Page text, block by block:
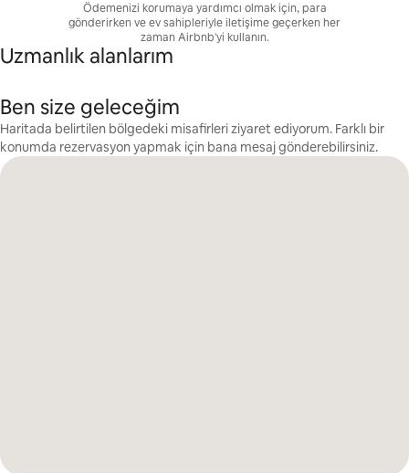
Ödemenizi korumaya yardımcı olmak için, para
gönderirken ve ev sahipleriyle iletişime geçerken her
zaman Airbnb'yi kullanın.
Uzmanlık alanlarım
Ben size geleceğim
Haritada belirtilen bölgedeki misafirleri ziyaret ediyorum. Farklı bir
konumda rezervasyon yapmak için bana mesaj gönderebilirsiniz.